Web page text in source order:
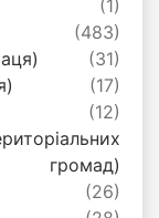
(1)
(483)
(31)
(17)
(12)
громад)
(26)